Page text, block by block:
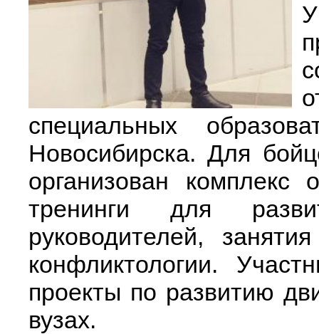
специальных
Новосибирска. Для
организован комплекс
тренинги для
руководителей,
конфликтологии.
проекты по развитию
вузах.